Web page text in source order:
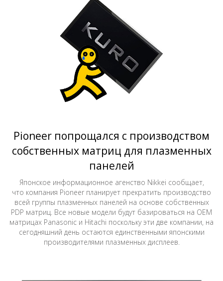
Pioneer попрощался с производством
собственных матриц для плазменных
панелей
Японское информационное агенство Nikkei сообщает,
что компания Pioneer планирует прекратить производство
всей группы плазменных панелей на основе собственных
PDP матриц. Все новые модели будут базироваться на ОЕМ
матрицах Panasonic и Hitachi поскольку эти две компании, на
сегодняшний день остаются единственными японскими
производителями плазменных дисплеев.